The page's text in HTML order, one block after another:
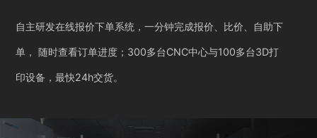
自主研发在线报价下单系统，一分钟完成报价、比价、自助下
单， 随时查看订单进度；300多台CNC中心与100多台3D打
印设备，最快24h交货。